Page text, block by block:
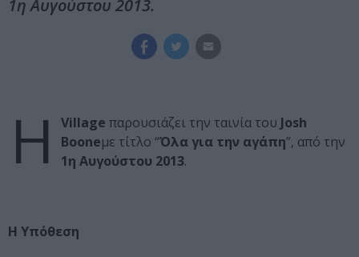
1η Αυγούστου 2013.
Η Village παρουσιάζει την ταινία του Josh
Booneμε τίτλο “Όλα για την αγάπη”, από την
1η Αυγούστου 2013.
Η Υπόθεση